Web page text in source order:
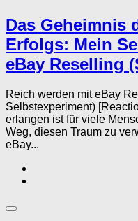
Das Geheimnis
Erfolgs: Mein
eBay Reselling
Reich werden mit eBay
Selbstexperiment)
erlangen ist für viele
Weg, diesen Traum zu
eBay...